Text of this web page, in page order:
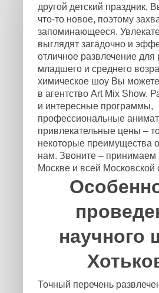
другой детский праздник,
что-то новое, поэтому
запоминающееся.
выглядят загадочно и
отличное развлечение для
младшего и среднего
химическое шоу Вы
в агентство Art Mix Show.
и интересные программы,
профессиональные
привлекательные цены –
некоторые преимущества
нам. Звоните – принимаем
Москве и всей Московской
научного
Точный перечень